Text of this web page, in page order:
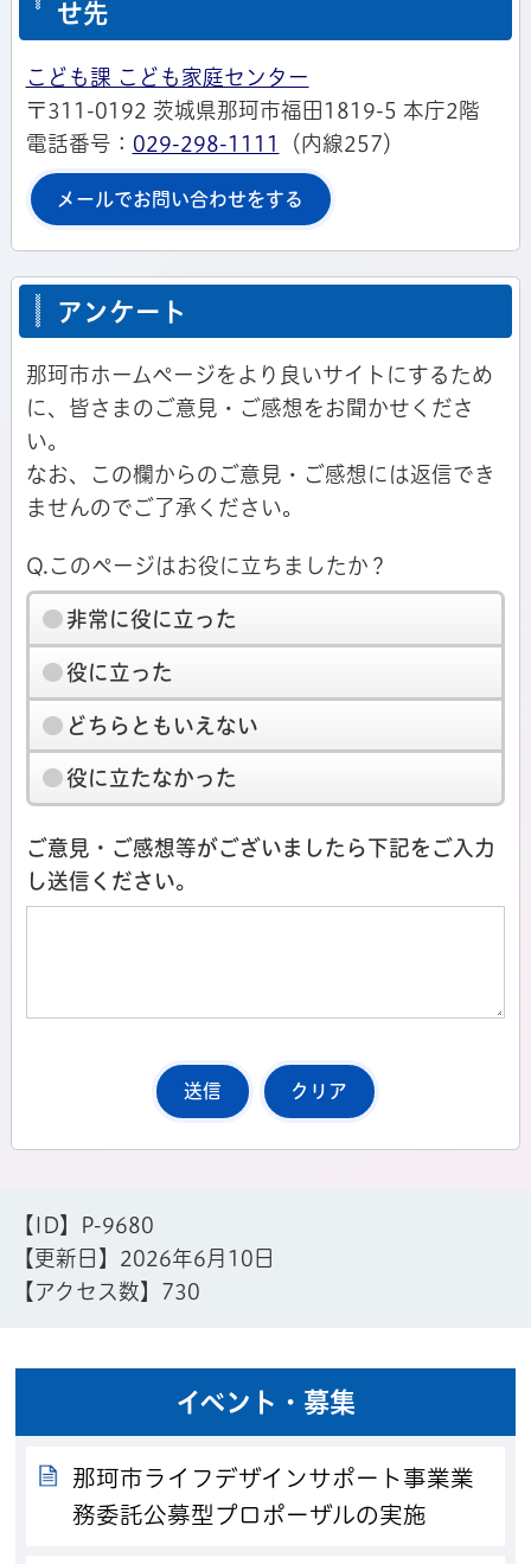
せ先
こども課 こども家庭センター
〒311-0192 茨城県那珂市福田1819-5 本庁2階
電話番号： 029-298-1111 （内線257）
メールでお問い合わせをする
アンケート
那珂市ホームページをより良いサイトにするため
に、皆さまのご意見・ご感想をお聞かせくださ
い。
なお、この欄からのご意見・ご感想には返信でき
ませんのでご了承ください。
Q.このページはお役に立ちましたか？
非常に役に立った
役に立った
どちらともいえない
役に立たなかった
ご意見・ご感想等がございましたら下記をご入力
し送信ください。
【ID】
P-9680
【更新日】 2026年6月10日
【アクセス数】
730
イベント・募集
那珂市ライフデザインサポート事業業
務委託公募型プロポーザルの実施